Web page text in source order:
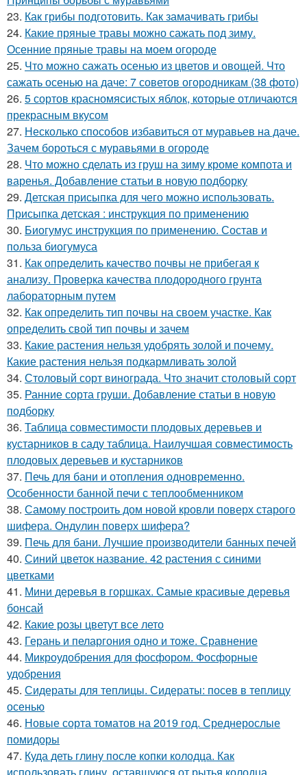
23. Как грибы подготовить. Как замачивать грибы
24. Какие пряные травы можно сажать под зиму.
Осенние пряные травы на моем огороде
25. Что можно сажать осенью из цветов и овощей. Что
сажать осенью на даче: 7 советов огородникам (38 фото)
26. 5 сортов красномясистых яблок, которые отличаются
прекрасным вкусом
27. Несколько способов избавиться от муравьев на даче.
Зачем бороться с муравьями в огороде
28. Что можно сделать из груш на зиму кроме компота и
варенья. Добавление статьи в новую подборку
29. Детская присыпка для чего можно использовать.
Присыпка детская : инструкция по применению
30. Биогумус инструкция по применению. Состав и
польза биогумуса
31. Как определить качество почвы не прибегая к
анализу. Проверка качества плодородного грунта
лабораторным путем
32. Как определить тип почвы на своем участке. Как
определить свой тип почвы и зачем
33. Какие растения нельзя удобрять золой и почему.
Какие растения нельзя подкармливать золой
34. Столовый сорт винограда. Что значит столовый сорт
35. Ранние сорта груши. Добавление статьи в новую
подборку
36. Таблица совместимости плодовых деревьев и
кустарников в саду таблица. Наилучшая совместимость
плодовых деревьев и кустарников
37. Печь для бани и отопления одновременно.
Особенности банной печи с теплообменником
38. Самому построить дом новой кровли поверх старого
шифера. Ондулин поверх шифера?
39. Печь для бани. Лучшие производители банных печей
40. Синий цветок название. 42 растения с синими
цветками
41. Мини деревья в горшках. Самые красивые деревья
бонсай
42. Какие розы цветут все лето
43. Герань и пеларгония одно и тоже. Сравнение
44. Микроудобрения для фосфором. Фосфорные
удобрения
45. Сидераты для теплицы. Сидераты: посев в теплицу
осенью
46. Новые сорта томатов на 2019 год. Среднерослые
помидоры
47. Куда деть глину после копки колодца. Как
использовать глину, оставшуюся от рытья колодца